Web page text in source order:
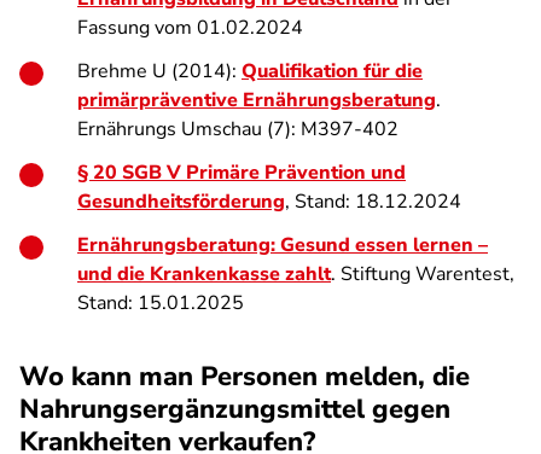
Fassung vom 01.02.2024
Brehme U (2014): Qualifikation für die
primärpräventive Ernährungsberatung.
Ernährungs Umschau (7): M397-402
§ 20 SGB V Primäre Prävention und
Gesundheitsförderung, Stand: 18.12.2024
Ernährungs­beratung:Gesund essen lernen –
und die Krankenkasse zahlt. Stiftung Warentest,
Stand: 15.01.2025
Wo kann man Personen melden, die
Nahrungsergänzungsmittel gegen
Krankheiten verkaufen?